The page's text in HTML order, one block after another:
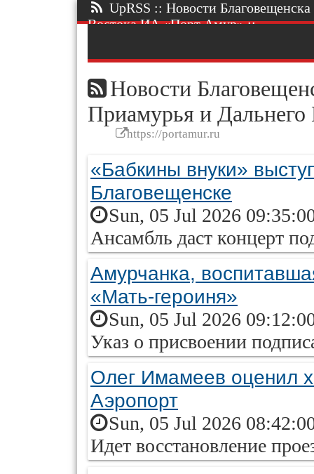
UpRSS :: Новости
Востока ИА «Порт Амур» ::.
Новости
Приамурья и
https://portamur.ru
«Бабкины внуки»
Благовещенске
Sun, 05 Jul 2026
Ансамбль даст концерт
Амурчанка,
«Мать-героиня»
Sun, 05 Jul 2026
Указ о присвоении
Олег Имамеев оценил
Аэропорт
Sun, 05 Jul 2026
Идет восстановление